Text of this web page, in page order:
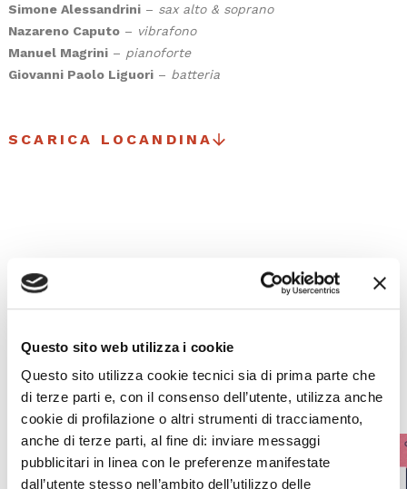
Questo sito web utilizza i cookie
Questo sito utilizza cookie tecnici sia di prima parte che
di terze parti e, con il consenso dell’utente, utilizza anche
cookie di profilazione o altri strumenti di tracciamento,
anche di terze parti, al fine di: inviare messaggi
pubblicitari in linea con le preferenze manifestate
dall’utente stesso nell’ambito dell’utilizzo delle
Simone Alessandrini – sax alto & soprano
Nazareno Caputo – vibrafono
Manuel Magrini – pianoforte
Giovanni Paolo Liguori – batteria
SCARICA LOCANDINA
I prossimi eventi
Gli appuntamenti della settimana
IL CALENDARIO COMPLETO